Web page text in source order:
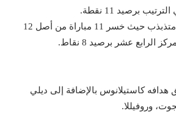
برصيد 11 نقطة.
يعاني من أداء متذبذب حيث خسر 11 مباراة من أصل 12
الرابع عشر برصيد 8 نقاط.
هدافه كاستيلانوس بالإضافة إلى ديلي
وروفيللا.